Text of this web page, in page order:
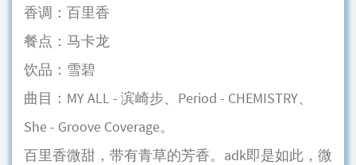
香调：百里香
餐点：马卡龙
饮品：雪碧
曲目：MY ALL - 滨崎步、Period - CHEMISTRY、
She - Groove Coverage。
百里香微甜，带有青草的芳香。adk即是如此，微